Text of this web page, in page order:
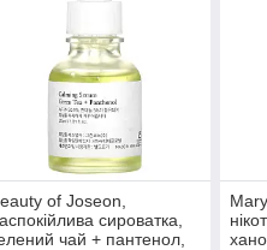
of Joseon,
сироватка,
чай + пантенол,